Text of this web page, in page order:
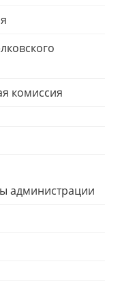
комиссия
администрации